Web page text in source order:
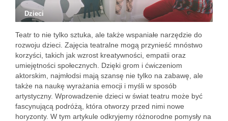
Dzieci
Teatr to nie tylko sztuka, ale także wspaniałe narzędzie do
rozwoju dzieci. Zajęcia teatralne mogą przynieść mnóstwo
korzyści, takich jak wzrost kreatywności, empatii oraz
umiejętności społecznych. Dzięki grom i ćwiczeniom
aktorskim, najmłodsi mają szansę nie tylko na zabawę, ale
także na naukę wyrażania emocji i myśli w sposób
artystyczny. Wprowadzenie dzieci w świat teatru może być
fascynującą podróżą, która otworzy przed nimi nowe
horyzonty. W tym artykule odkryjemy różnorodne pomysły na